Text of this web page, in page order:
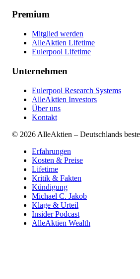
Premium
Mitglied werden
AlleAktien Lifetime
Eulerpool Lifetime
Unternehmen
Eulerpool Research Systems
AlleAktien Investors
Über uns
Kontakt
© 2026 AlleAktien – Deutschlands
Erfahrungen
Kosten & Preise
Lifetime
Kritik & Fakten
Kündigung
Michael C. Jakob
Klage & Urteil
Insider Podcast
AlleAktien Wealth